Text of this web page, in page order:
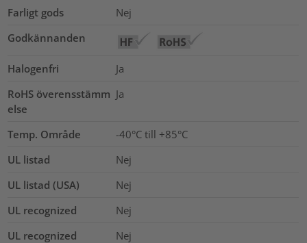
Farligt gods
Nej
Godkännanden
Halogenfri
Ja
RoHS överensstämm
else
Ja
Temp. Område
-40°C till +85°C
UL listad
Nej
UL listad (USA)
Nej
UL recognized
Nej
UL recognized
Nej